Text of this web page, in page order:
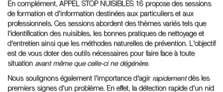
En complément, APPEL STOP NUISIBLES 16 propose des sessions
de formation et d'information destinées aux particuliers et aux
professionnels. Ces sessions abordent des thèmes variés tels que
l'identification des nuisibles, les bonnes pratiques de nettoyage et
d'entretien ainsi que les méthodes naturelles de prévention. L'objectif
est de vous doter des outils nécessaires pour faire face à toute
situation avant même que celle-ci ne dégénère.
Nous soulignons également l'importance d'agir rapidementdès les
premiers signes d'un problème. En effet, la détection rapide d'un nid